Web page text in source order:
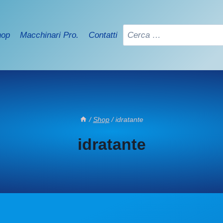
Macchinari Pro. Contatti
Ricerca
per:
/ Shop / idratante
idratante